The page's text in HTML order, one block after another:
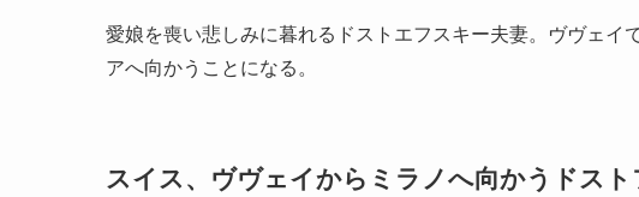
愛娘を喪い悲しみに暮れるドストエフスキー夫妻。ヴヴェイ
アへ向かうことになる。
スイス、ヴヴェイからミラノへ向かうドスト